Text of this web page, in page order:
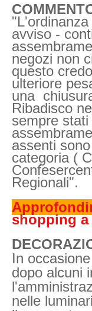
avviso -
negozi non
questo
ulteriore
una
Ribadisco
sempre
assenti
categoria (
Regionali".
shopping a
In
dopo alcuni
nelle